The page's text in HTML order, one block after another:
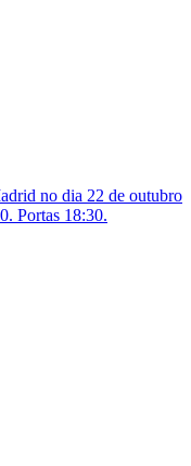
no dia 22 de outubro
Portas 18:30.